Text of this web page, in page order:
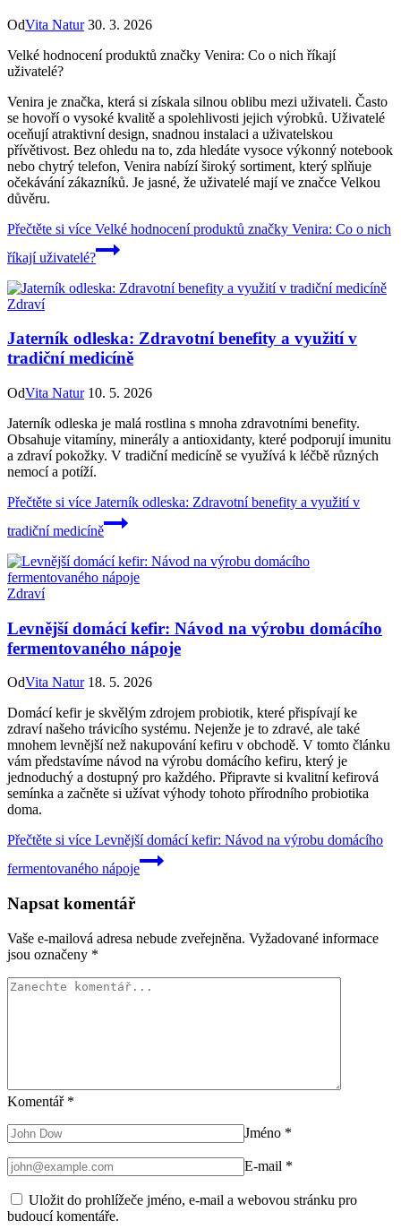
OdVita Natur 30. 3. 2026
Velké hodnocení produktů značky Venira: Co o nich říkají
uživatelé?
Venira je značka, která si získala silnou oblibu mezi uživateli. Často
se hovoří o vysoké kvalitě a spolehlivosti jejich výrobků. Uživatelé
oceňují atraktivní design, snadnou instalaci a uživatelskou
přívětivost. Bez ohledu na to, zda hledáte vysoce výkonný notebook
nebo chytrý telefon, Venira nabízí široký sortiment, který splňuje
očekávání zákazníků. Je jasné, že uživatelé mají ve značce Velkou
důvěru.
Přečtěte si více Velké hodnocení produktů značky Venira: Co o nich
říkají uživatelé?
Zdraví
Jaterník odleska: Zdravotní benefity a využití v
tradiční medicíně
OdVita Natur 10. 5. 2026
Jaterník odleska je malá rostlina s mnoha zdravotními benefity.
Obsahuje vitamíny, minerály a antioxidanty, které podporují imunitu
a zdraví pokožky. V tradiční medicíně se využívá k léčbě různých
nemocí a potíží.
Přečtěte si více Jaterník odleska: Zdravotní benefity a využití v
tradiční medicíně
Zdraví
Levnější domácí kefir: Návod na výrobu domácího
fermentovaného nápoje
OdVita Natur 18. 5. 2026
Domácí kefir je skvělým zdrojem probiotik, které přispívají ke
zdraví našeho trávicího systému. Nejenže je to zdravé, ale také
mnohem levnější než nakupování kefiru v obchodě. V tomto článku
vám představíme návod na výrobu domácího kefiru, který je
jednoduchý a dostupný pro každého. Připravte si kvalitní kefirová
semínka a začněte si užívat výhody tohoto přírodního probiotika
doma.
Přečtěte si více Levnější domácí kefir: Návod na výrobu domácího
fermentovaného nápoje
Napsat komentář
Vaše e-mailová adresa nebude zveřejněna. Vyžadované informace
jsou označeny *
Komentář *
Jméno *
E-mail *
Uložit do prohlížeče jméno, e-mail a webovou stránku pro
budoucí komentáře.